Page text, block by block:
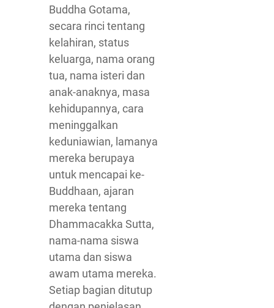
Buddha Gotama,
secara rinci tentang
kelahiran, status
keluarga, nama orang
tua, nama isteri dan
anak-anaknya, masa
kehidupannya, cara
meninggalkan
keduniawian, lamanya
mereka berupaya
untuk mencapai ke-
Buddhaan, ajaran
mereka tentang
Dhammacakka Sutta,
nama-nama siswa
utama dan siswa
awam utama mereka.
Setiap bagian ditutup